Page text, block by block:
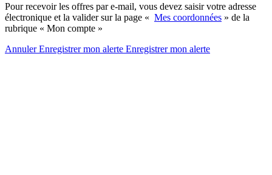
Pour recevoir les offres par e-mail, vous devez saisir votre adresse
électronique et la valider sur la page « Mes coordonnées » de la
rubrique « Mon compte »
AnnulerEnregistrer mon alerte Enregistrermon alerte